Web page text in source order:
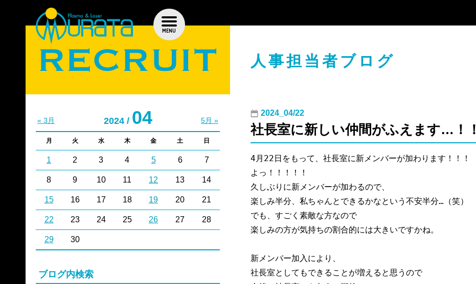
MENU
人事担当者ブログ
2024_04/22
社長室に新しい仲間がふえます…！！
4月22日をもって、社長室に新メンバーが加わります！！！
よっ！！！！！
久しぶりに新メンバーが加わるので、
楽しみ半分、私ちゃんとできるかなという不安半分…（笑）
でも、すごく素敵な方なので
楽しみの方が気持ちの割合的には大きいですかね。
新メンバー加入により、
社長室としてもできることが増えると思うので
2024 / 04
月 火 水 木 金 土 日
1 2 3 4 5 6 7
8 9 10 11 12 13 14
15 16 17 18 19 20 21
22 23 24 25 26 27 28
29 30
« 3月 5月 »
ブログ内検索